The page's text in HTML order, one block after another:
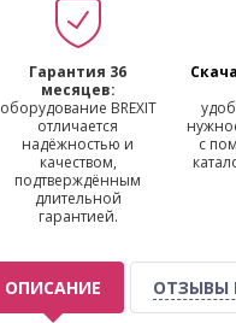
Гарантия 36
месяцев:
оборудование BREXIT
отличается
надёжностью и
качеством,
подтверждённым
длительной
гарантией.
с
ОПИСАНИЕ ОТЗЫВЫ